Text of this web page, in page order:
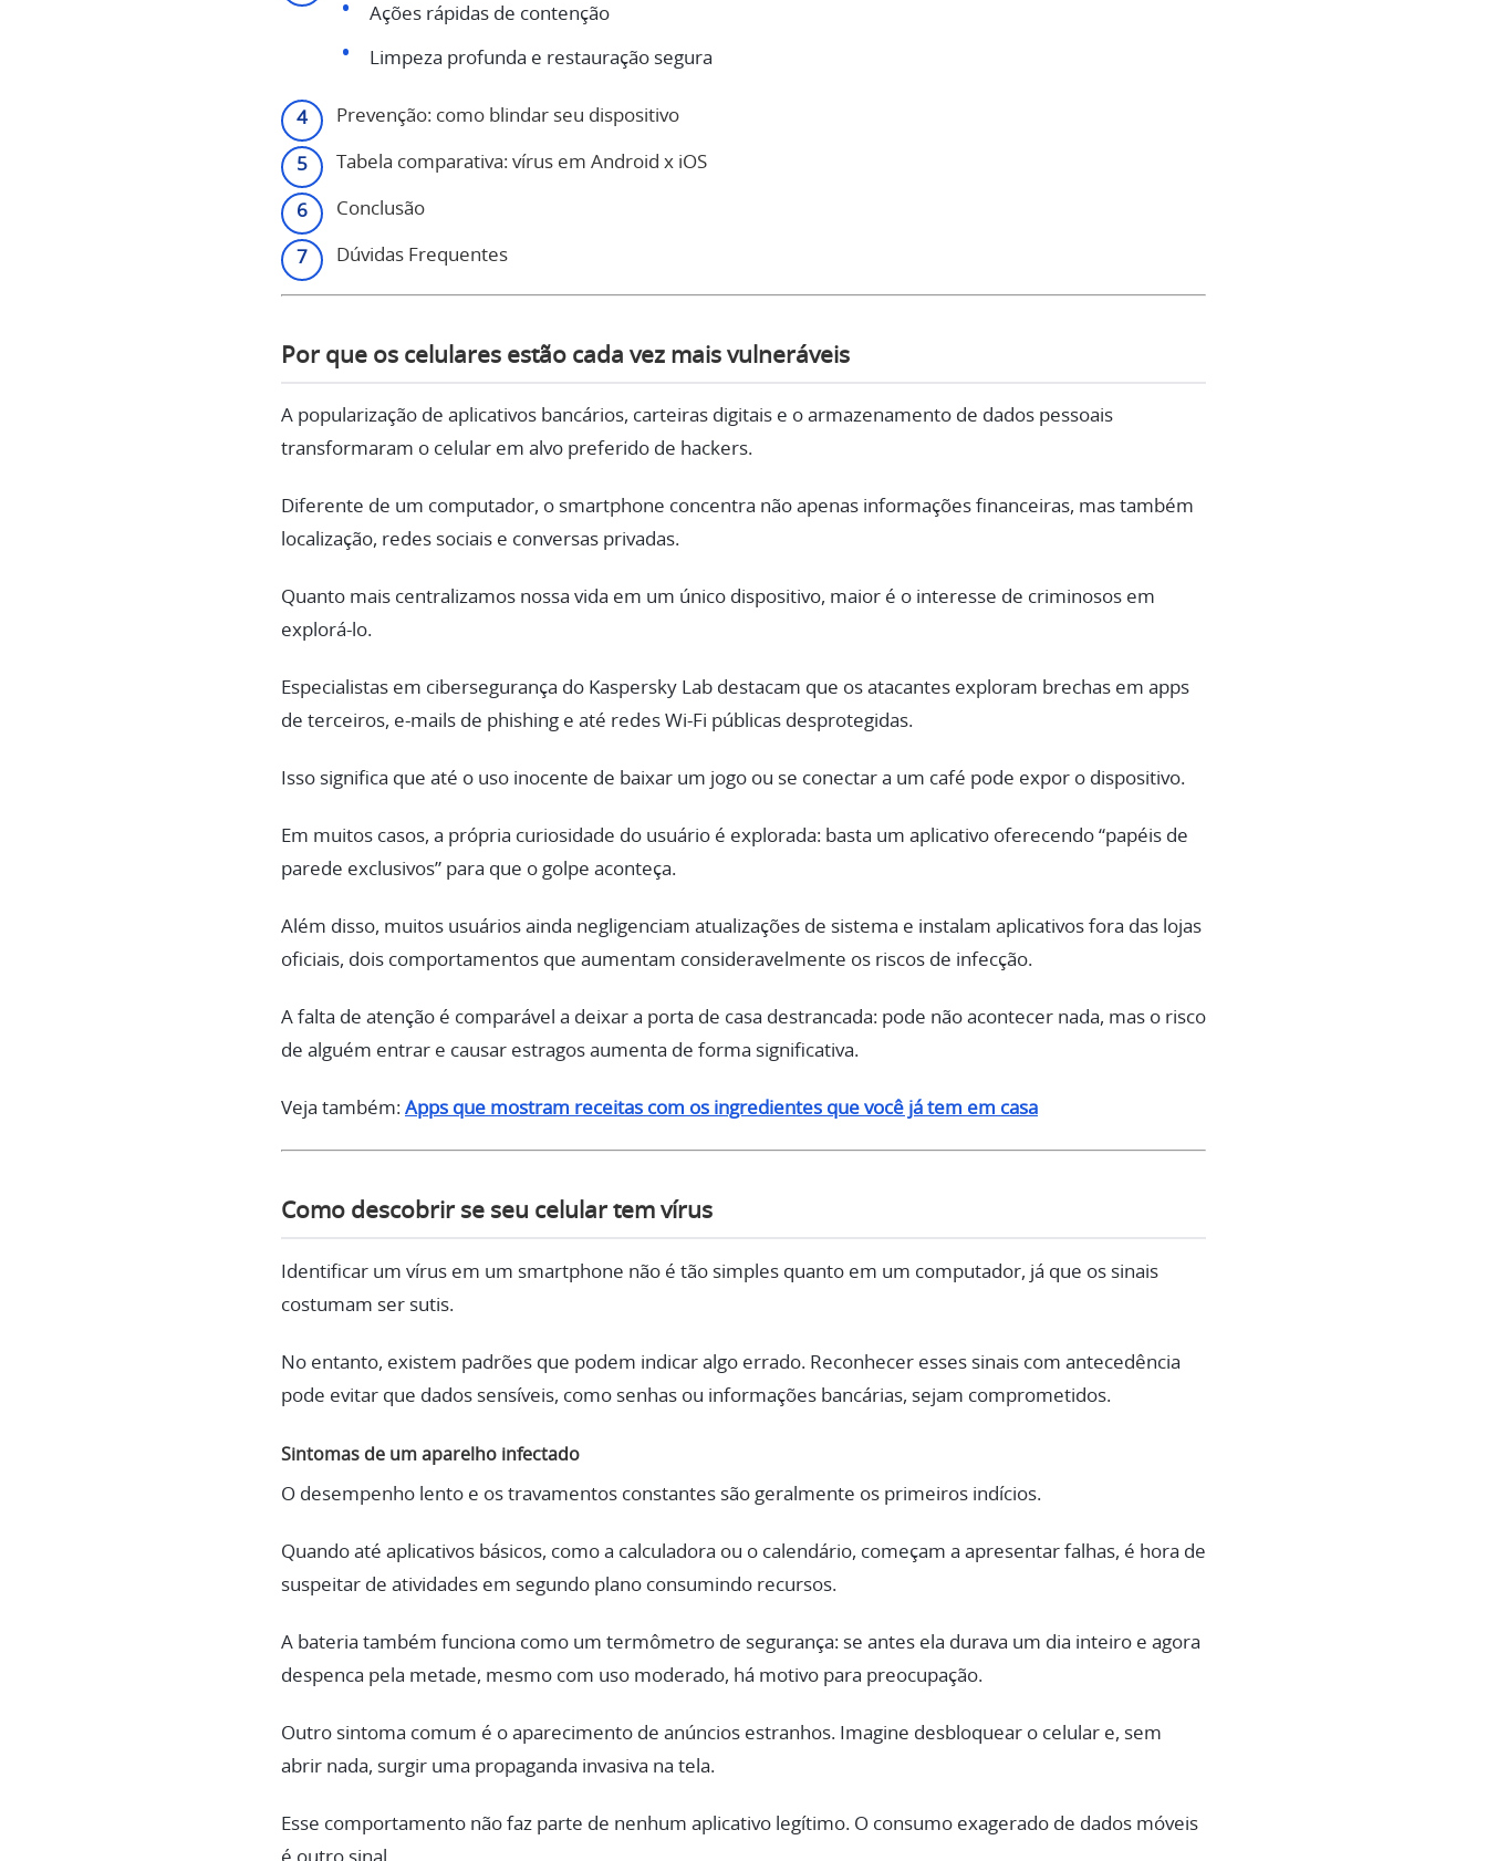
Ações rápidas de contenção
Limpeza profunda e restauração segura
Prevenção: como blindar seu dispositivo
Tabela comparativa: vírus em Android x iOS
Conclusão
Dúvidas Frequentes
Por que os celulares estão cada vez mais vulneráveis
A popularização de aplicativos bancários, carteiras digitais e o armazenamento de dados pessoais
transformaram o celular em alvo preferido de hackers.
Diferente de um computador, o smartphone concentra não apenas informações financeiras, mas também
localização, redes sociais e conversas privadas.
Quanto mais centralizamos nossa vida em um único dispositivo, maior é o interesse de criminosos em
explorá-lo.
Especialistas em cibersegurança do Kaspersky Lab destacam que os atacantes exploram brechas em apps
de terceiros, e-mails de phishing e até redes Wi-Fi públicas desprotegidas.
Isso significa que até o uso inocente de baixar um jogo ou se conectar a um café pode expor o dispositivo.
Em muitos casos, a própria curiosidade do usuário é explorada: basta um aplicativo oferecendo “papéis de
parede exclusivos” para que o golpe aconteça.
Além disso, muitos usuários ainda negligenciam atualizações de sistema e instalam aplicativos fora das lojas
oficiais, dois comportamentos que aumentam consideravelmente os riscos de infecção.
A falta de atenção é comparável a deixar a porta de casa destrancada: pode não acontecer nada, mas o risco
de alguém entrar e causar estragos aumenta de forma significativa.
Veja também: Apps que mostram receitas com os ingredientes que você já tem em casa
Como descobrir se seu celular tem vírus
Identificar um vírus em um smartphone não é tão simples quanto em um computador, já que os sinais
costumam ser sutis.
No entanto, existem padrões que podem indicar algo errado. Reconhecer esses sinais com antecedência
pode evitar que dados sensíveis, como senhas ou informações bancárias, sejam comprometidos.
Sintomas de um aparelho infectado
O desempenho lento e os travamentos constantes são geralmente os primeiros indícios.
Quando até aplicativos básicos, como a calculadora ou o calendário, começam a apresentar falhas, é hora de
suspeitar de atividades em segundo plano consumindo recursos.
A bateria também funciona como um termômetro de segurança: se antes ela durava um dia inteiro e agora
despenca pela metade, mesmo com uso moderado, há motivo para preocupação.
Outro sintoma comum é o aparecimento de anúncios estranhos. Imagine desbloquear o celular e, sem
abrir nada, surgir uma propaganda invasiva na tela.
Esse comportamento não faz parte de nenhum aplicativo legítimo. O consumo exagerado de dados móveis